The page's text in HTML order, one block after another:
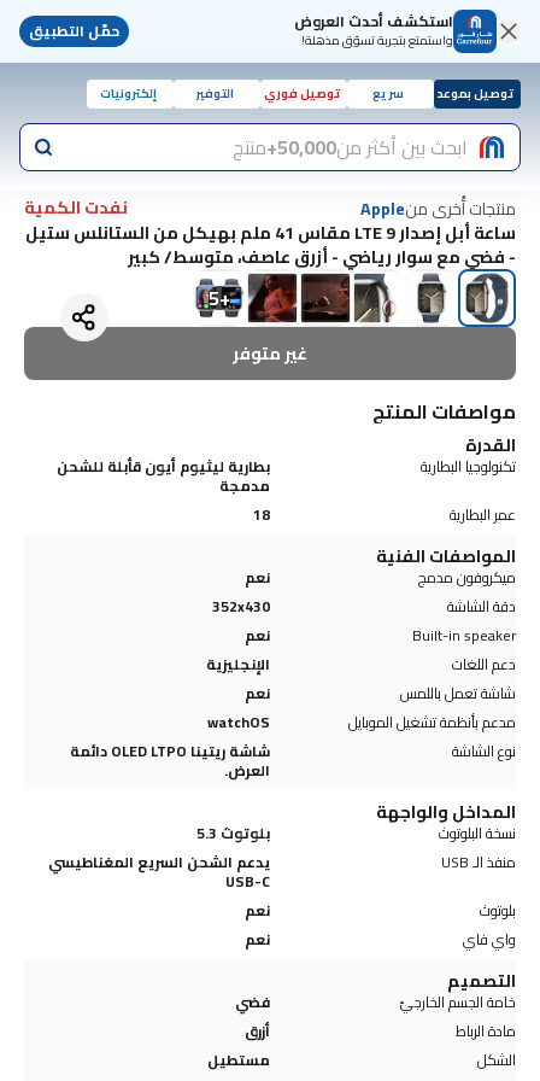
استكشف أحدث العروض
واستمتع بتجربة تسوّق مذهلة! حمّل التطبيق
توصيل بموعد سريع توصيل فوري التوفير إلكترونيات
ابحث بين أكثر من50,000+ منتج
منتجات أُخرى منApple
نفدت الكمية
ساعة أبل إصدار 9 LTE مقاس 41 ملم بهيكل من الستانلس ستيل
- فضي مع سوار رياضي - أزرق عاصف، متوسط/ كبير
+
5
غير متوفر
مواصفات المنتج
القدرة
تكنولوجيا البطارية بطارية ليثيوم أيون قأبلة للشحن
مدمجة
عمر البطارية
18
المواصفات الفنية
ميكروفون مدمج
نعم
دقة الشاشة
352x430
Built-in speaker
نعم
دعم اللغات
الإنجليزية
شاشة تعمل باللمس
نعم
مدعم بأنظمة تشغيل الموبايل
watchOS
نوع الشاشة
شاشة ريتينا OLED LTPO دائمة
العرض.
المداخل والواجهة
نسخة البلوتوث
بلوتوث 5.3
منفذ الـ USB
يدعم الشحن السريع المغناطيسي
USB-C
بلوتوث
نعم
واي فاي
نعم
التصميم
خامة الجسم الخارجيّ
فضي
مادة الرباط
أزرق
الشكل
مستطيل